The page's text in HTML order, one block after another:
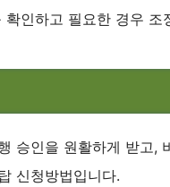
인하고 필요한 경우 조
승인을 원활하게 받고,
신청방법입니다.